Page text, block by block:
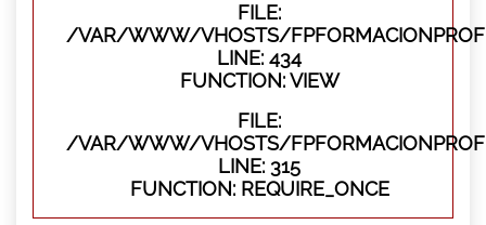
FILE:
/VAR/WWW/VHOSTS/
LINE: 434
FUNCTION: VIEW
FILE:
/VAR/WWW/VHOSTS/
LINE: 315
FUNCTION: REQUIRE_ONCE